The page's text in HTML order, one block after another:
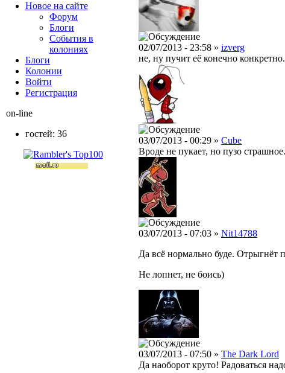
02/07/2013 - 23:58 » izverg
не, ну пучит её конечно
03/07/2013 - 00:29 » Cube
Вроде не пукает, но пузо
03/07/2013 - 07:03 » Nit14788
Да всё нормально буде. Отрыгнёт
Не лопнет, не боись)
03/07/2013 - 07:50 » The Dark Lord
Да наоборот круто! Радоваться
Новое на сайте
Форум
Блоги
События в
колониях
Блоги
Колонии
Войти
Peгиcтpaция
on-line
гостей: 36